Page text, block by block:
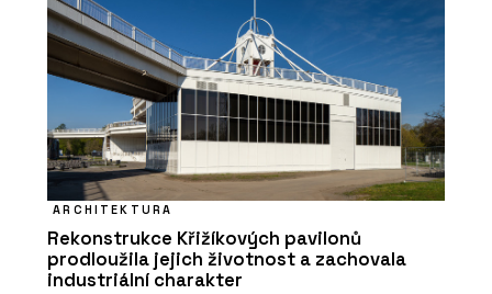
ARCHITEKTURA
Rekonstrukce Křižíkových pavilonů
prodloužila jejich životnost a zachovala
industriální charakter